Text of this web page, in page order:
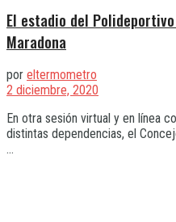
El estadio del
Maradona
por eltermometro
2 diciembre, 2020
En otra sesión virtual y en línea
distintas dependencias, el
...